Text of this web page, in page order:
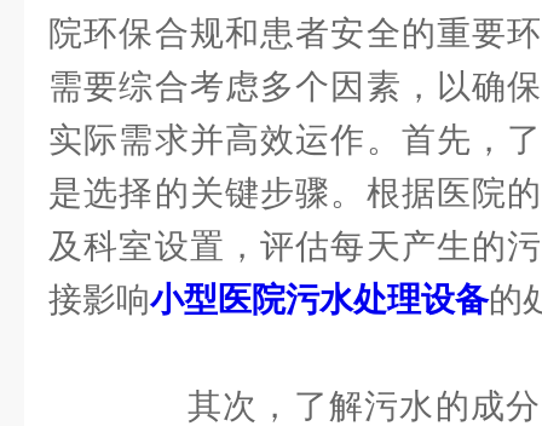
院环保合规和患者安全的重要
需要综合考虑多个因素，以确
实际需求并高效运作。首先，
是选择的关键步骤。根据医院
及科室设置，评估每天产生的
接影响小型医院污水处理设备的
其次，了解污水的成分